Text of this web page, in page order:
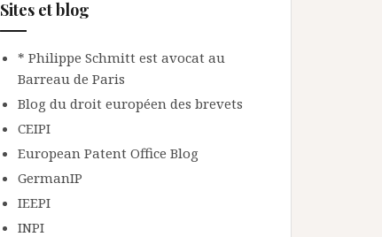
Sites et blog
* Philippe Schmitt est avocat au
Barreau de Paris
Blog du droit européen des brevets
CEIPI
European Patent Office Blog
GermanIP
IEEPI
INPI